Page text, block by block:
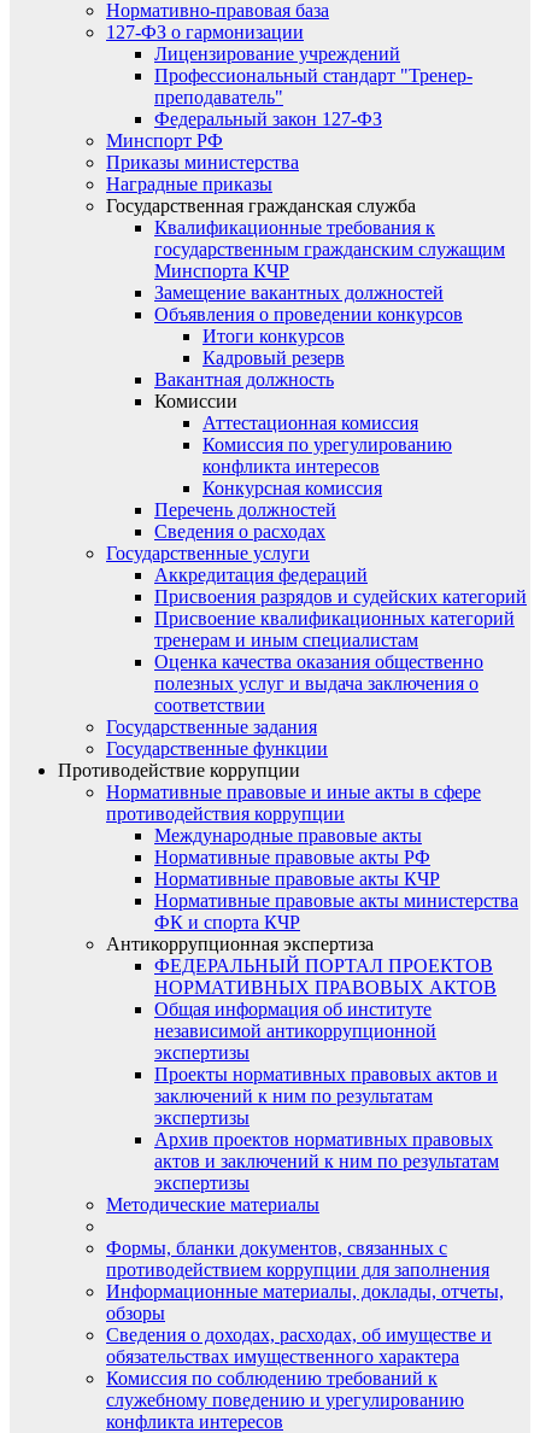
Нормативно-правовая база
127-ФЗ о гармонизации
Лицензирование учреждений
Профессиональный стандарт "Тренер-
преподаватель"
Федеральный закон 127-ФЗ
Минспорт РФ
Приказы министерства
Наградные приказы
Государственная гражданская служба
Квалификационные требования к
государственным гражданским служащим
Минспорта КЧР
Замещение вакантных должностей
Объявления о проведении конкурсов
Итоги конкурсов
Кадровый резерв
Вакантная должность
Комиссии
Аттестационная комиссия
Комиссия по урегулированию
конфликта интересов
Конкурсная комиссия
Перечень должностей
Сведения о расходах
Государственные услуги
Аккредитация федераций
Присвоения разрядов и судейских категорий
Присвоение квалификационных категорий
тренерам и иным специалистам
Оценка качества оказания общественно
полезных услуг и выдача заключения о
соответствии
Государственные задания
Государственные функции
Противодействие коррупции
Нормативные правовые и иные акты в сфере
противодействия коррупции
Международные правовые акты
Нормативные правовые акты РФ
Нормативные правовые акты КЧР
Нормативные правовые акты министерства
ФК и спорта КЧР
Антикоррупционная экспертиза
ФЕДЕРАЛЬНЫЙ ПОРТАЛ ПРОЕКТОВ
НОРМАТИВНЫХ ПРАВОВЫХ АКТОВ
Общая информация об институте
независимой антикоррупционной
экспертизы
Проекты нормативных правовых актов и
заключений к ним по результатам
экспертизы
Архив проектов нормативных правовых
актов и заключений к ним по результатам
экспертизы
Методические материалы
Формы, бланки документов, связанных с
противодействием коррупции для заполнения
Информационные материалы, доклады, отчеты,
обзоры
Сведения о доходах, расходах, об имуществе и
обязательствах имущественного характера
Комиссия по соблюдению требований к
служебному поведению и урегулированию
конфликта интересов